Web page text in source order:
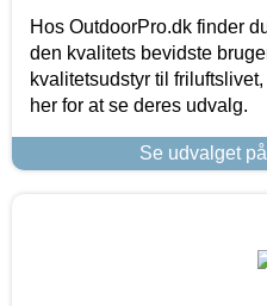
Hos OutdoorPro.dk finder
den kvalitets bevidste
kvalitetsudstyr til
her for at se deres udvalg.
Se udvalget